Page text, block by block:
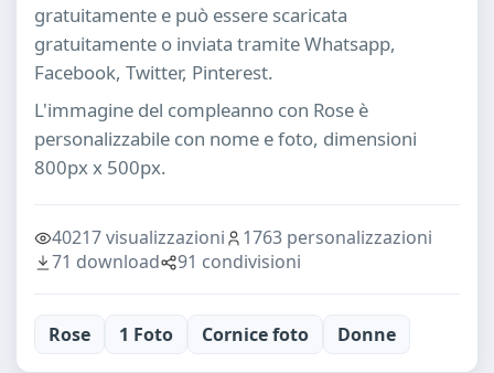
gratuitamente e può essere scaricata
gratuitamente o inviata tramite Whatsapp,
Facebook, Twitter, Pinterest.
L'immagine del compleanno con Rose è
personalizzabile con nome e foto, dimensioni
800px x 500px.
40217 visualizzazioni
1763 personalizzazioni
71 download
91 condivisioni
Rose 1 Foto Cornice foto Donne